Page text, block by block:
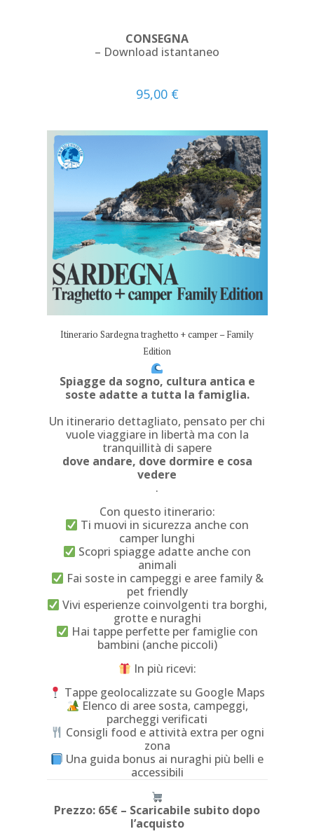
CONSEGNA
– Download istantaneo
95,00 €
Itinerario Sardegna traghetto + camper – Family
Edition
Spiagge da sogno, cultura antica e
soste adatte a tutta la famiglia.
Un itinerario dettagliato, pensato per chi
vuole viaggiare in libertà ma con la
tranquillità di sapere
dove andare, dove dormire e cosa
vedere
.
Con questo itinerario:
Ti muovi in sicurezza anche con
camper lunghi
Scopri spiagge adatte anche con
animali
Fai soste in campeggi e aree family &
pet friendly
Vivi esperienze coinvolgenti tra borghi,
grotte e nuraghi
Hai tappe perfette per famiglie con
bambini (anche piccoli)
In più ricevi:
Tappe geolocalizzate su Google Maps
Elenco di aree sosta, campeggi,
parcheggi verificati
Consigli food e attività extra per ogni
zona
Una guida bonus ai nuraghi più belli e
accessibili
Prezzo: 65€ – Scaricabile subito dopo
l’acquisto